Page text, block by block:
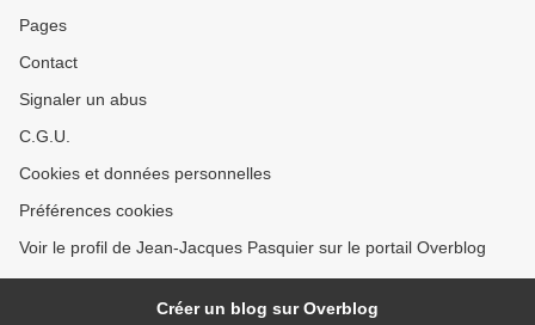
Pages
Contact
Signaler un abus
C.G.U.
Cookies et données personnelles
Préférences cookies
Voir le profil de Jean-Jacques Pasquier sur le portail Overblog
Créer un blog sur Overblog